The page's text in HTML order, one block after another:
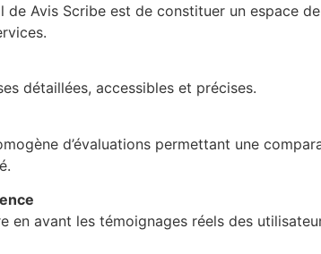
de Avis Scribe est de constituer un espace
détaillées, accessibles et précises.
d’évaluations permettant une
en avant les témoignages réels des